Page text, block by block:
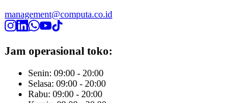
management@computa.co.id
Jam operasional toko:
Senin: 09:00 - 20:00
Selasa: 09:00 - 20:00
Rabu: 09:00 - 20:00